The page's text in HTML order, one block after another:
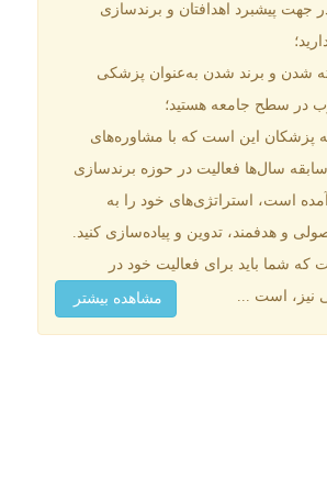
جهت پیشبرد اهدافتان و برندسازی
شدن و برند شدن به‌عنوان پزشکی
در سطح جامعه هستید؛
پزشکان این است که با مشاوره‌های
سال‌ها فعالیت در حوزه برندسازی
است، استراتژی‌های خود را به
و هدفمند، تدوین و پیاده‌سازی کنید.
که شما باید برای فعالیت‌ خود در
نیز، است ...
مشاهده بیشتر